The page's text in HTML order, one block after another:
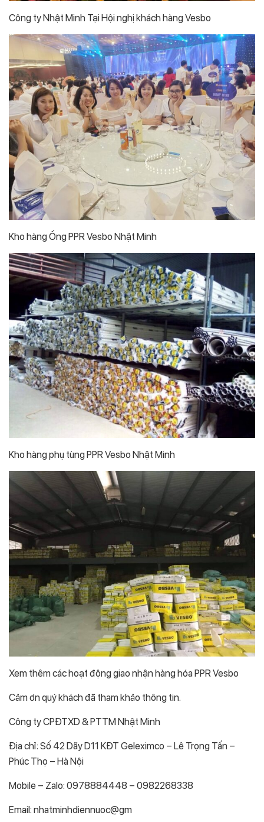
Công ty Nhật Minh Tại Hội nghị khách hàng Vesbo
Kho hàng Ống PPR Vesbo Nhật Minh
Kho hàng phụ tùng PPR Vesbo Nhật Minh
Xem thêm các hoạt động giao nhận hàng hóa PPR Vesbo
Cảm ơn quý khách đã tham khảo thông tin.
Công ty CPĐTXD & PTTM Nhật Minh
Địa chỉ: Số 42 Dãy D11 KĐT Geleximco – Lê Trọng Tấn –
Phúc Thọ – Hà Nội
Mobile – Zalo: 0978884448 – 0982268338
Email: nhatminhdiennuoc@gm